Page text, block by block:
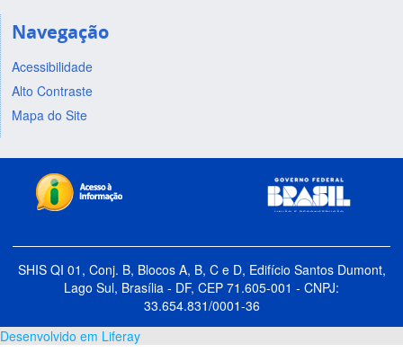
Navegação
Acessibilidade
Alto Contraste
Mapa do Site
SHIS QI 01, Conj. B, Blocos A, B, C e D, Edifício Santos Dumont,
Lago Sul, Brasília - DF, CEP 71.605-001 - CNPJ:
33.654.831/0001-36
Desenvolvido em Liferay